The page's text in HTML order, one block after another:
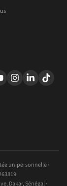
unipersonnelle ·
Dakar, Sénégal ·